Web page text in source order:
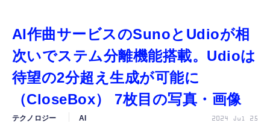
AI
ガジェット
AI作曲サービスのSunoとUdioが相
次いでステム分離機能搭載。Udioは
待望の2分超え生成が可能に
（CloseBox） 7枚目の写真・画像
テクノロジー AI 2024 Jul 25